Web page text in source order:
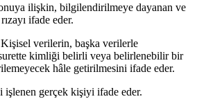
ilişkin, bilgilendirilmeye dayanan ve
ifade eder.
verilerin, başka verilerle
kimliği belirli veya belirlenebilir bir
hâle getirilmesini ifade eder.
gerçek kişiyi ifade eder.